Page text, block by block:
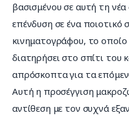
βασισμένου σε αυτή τη
επένδυση σε ένα ποιοτικό
κινηματογράφου, το
διατηρήσει στο σπίτι του
απρόσκοπτα για τα
Αυτή η προσέγγιση
αντίθεση με τον συχνά